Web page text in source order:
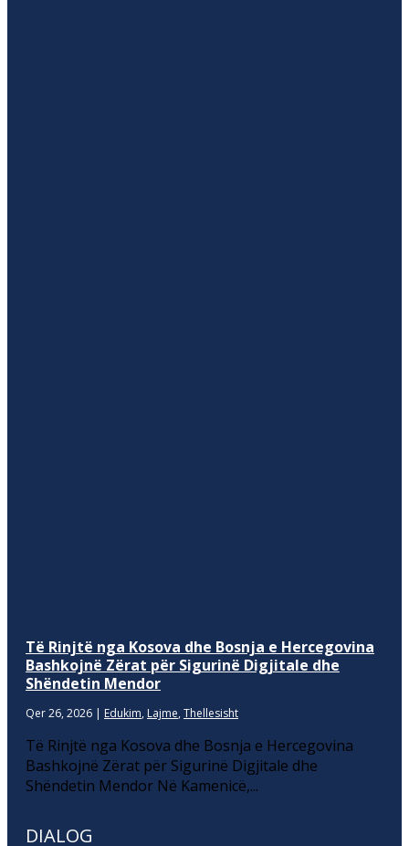
Të Rinjtë nga Kosova dhe Bosnja e Hercegovina
Bashkojnë Zërat për Sigurinë Digjitale dhe
Shëndetin Mendor
Qer 26, 2026 | Edukim, Lajme, Thellesisht
Të Rinjtë nga Kosova dhe Bosnja e Hercegovina
Bashkojnë Zërat për Sigurinë Digjitale dhe
Shëndetin Mendor Në Kamenicë,...
DIALOG